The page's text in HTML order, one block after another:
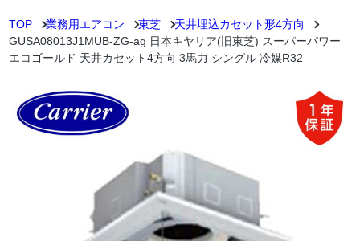
TOP 業務用エアコン 東芝
天井埋込カセット形4方向
GUSA08013J1MUB-ZG-ag 日本キヤリア(旧東芝) スーパーパワー
エコゴールド 天井カセット4方向 3馬力 シングル 冷媒R32